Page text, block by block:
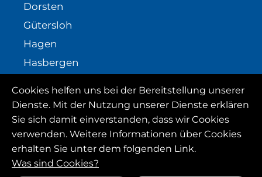
Dorsten
Gütersloh
Hagen
Hasbergen
Instagram
Facebook
Cookies helfen uns bei der Bereitstellung unserer
Dienste. Mit der Nutzung unserer Dienste erklären
Sie sich damit einverstanden, dass wir Cookies
verwenden. Weitere Informationen über Cookies
erhalten Sie unter dem folgenden Link.
Was sind Cookies?